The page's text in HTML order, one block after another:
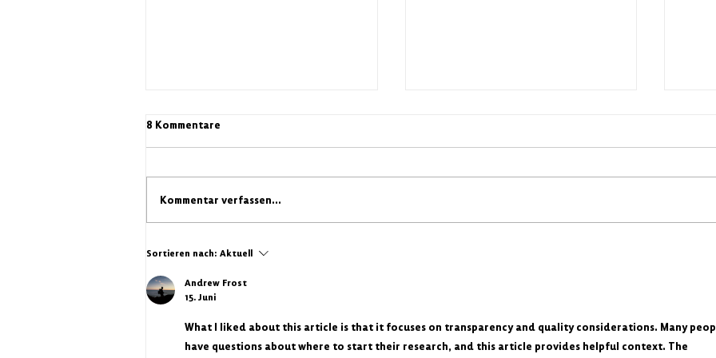
Banner-Ausstellung im
„Weltfriedenstag“
8 Kommentare
Kommentar verfassen...
Sortieren nach: Aktuell
Andrew Frost
15. Juni
What I liked about this article is that it focuses on transparency and quality considerations. Many
have questions about where to start their research, and this article provides helpful context. The